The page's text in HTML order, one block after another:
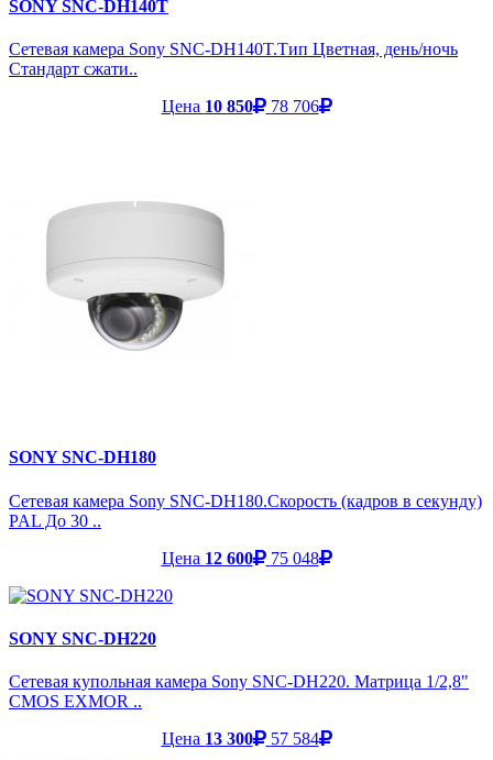
SONY SNC-DH140T
Сетевая камера Sony SNC-DH140T.Тип Цветная, день/ночь
Стандарт сжати..
Цена 10 850 78 706
SONY SNC-DH180
Сетевая камера Sony SNC-DH180.Скорость (кадров в секунду)
PAL До 30 ..
Цена 12 600 75 048
SONY SNC-DH220
Сетевая купольная камера Sony SNC-DH220. Матрица 1/2,8"
CMOS EXMOR ..
Цена 13 300 57 584